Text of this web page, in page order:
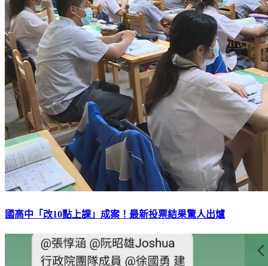
國高中「改10點上課」成案！最新投票結果驚人出爐